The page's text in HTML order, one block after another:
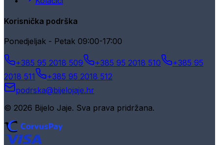
Korisnička podrška
Ponedjeljak - Petak 09:00-17:00
+385 95 2018 509 +385 95 2018 510
+385 95
2018 511
+385 95 2018 512
podrska@bijelojaje.hr
© 2026 Bijelo Jaje. Sva prava pridržana.